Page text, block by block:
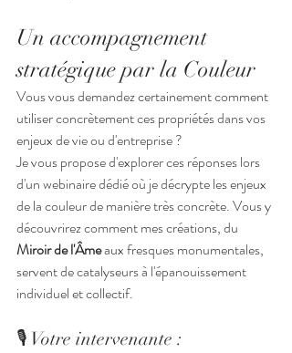
Un accompagnement
stratégique par la Couleur
Vous vous demandez certainement comment
utiliser concrètement ces propriétés dans vos
enjeux de vie ou d'entreprise ?
Je vous propose d'explorer ces réponses lors
d'un webinaire dédié où je décrypte les enjeux
de la couleur de manière très concrète. Vous y
découvrirez comment mes créations, du
Miroir de l'Âme aux fresques monumentales,
servent de catalyseurs à l'épanouissement
individuel et collectif.
🎙️ Votre intervenante :